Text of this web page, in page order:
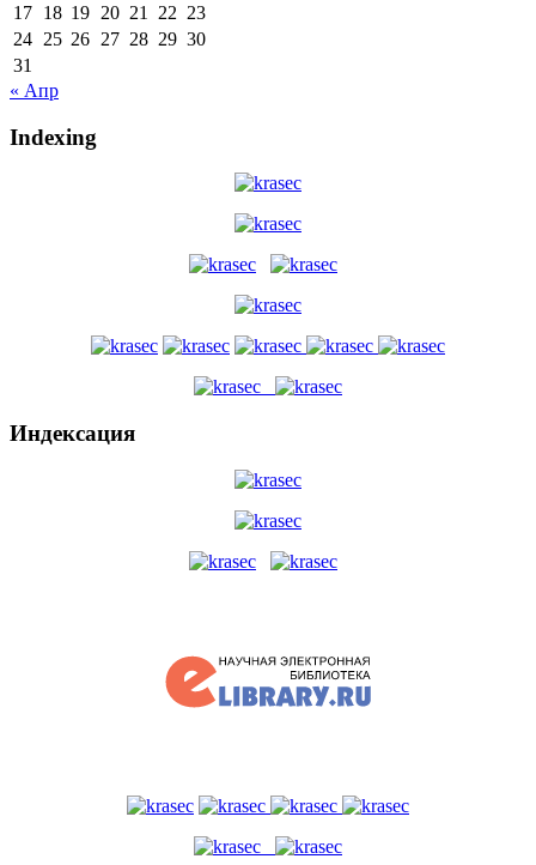
17 18 19 20 21 22 23
24 25 26 27 28 29 30
31
« Апр
Indexing
Индексация